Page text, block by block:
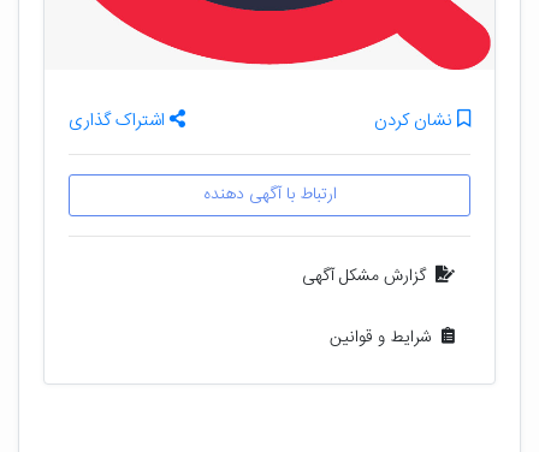
نشان کردن اشتراک گذاری
ارتباط با آگهی دهنده
گزارش مشکل آگهی
شرایط و قوانین